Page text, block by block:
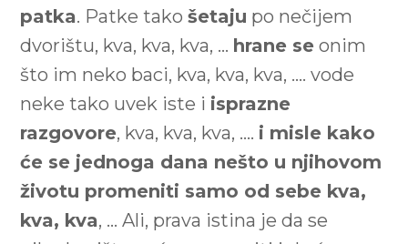
patka. Patke takošetaju po nečijem
dvorištu, kva, kva, kva, … hrane se onim
što im neko baci, kva, kva, kva, …. vode
neke tako uvek iste i isprazne
razgovore, kva, kva, kva, …. i misle kako
će se jednoga dana nešto u njihovom
životu promeniti samo od sebe kva,
kva, kva, … Ali, prava istina je da se